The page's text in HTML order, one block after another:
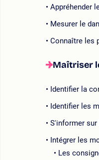
Appréhender
Mesurer le
Connaître les
Maîtriser
Identifier la
Identifier les
S'informer
Intégrer les
Les